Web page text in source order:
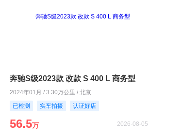
奔驰S级2023款 改款 S 400 L 商务型
2024年01月 / 3.30万公里 / 北京
已检测
实车拍摄 认证好店
56.5万 2026-08-05